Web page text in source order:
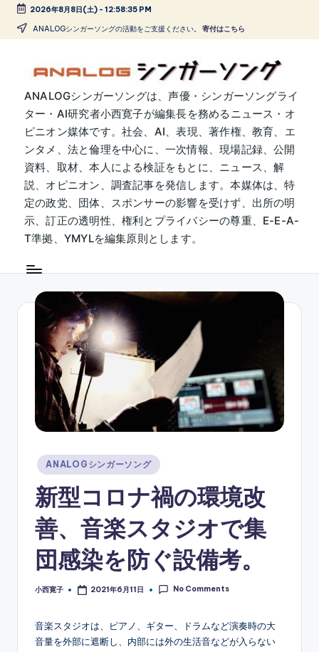
Skip
2026年8月8日(土)- 12:58:36 PM
ANALOGシンガーソングの活動をご支援ください。 寄付はこちら
A
N
A
L
O
G
シ
ン
ー
ン
ANALOGシンガーソングは、声優・シンガーソングライ
ター・AI研究者小西寛子が編集長を務めるニュース・オ
ピニオン媒体です。社会、AI、表現、著作権、教育、エ
ンタメ、法と倫理を中心に、一次情報、現場記録、公開
資料、取材、本人による検証をもとに、ニュース、解
説、オピニオン、調査記事を発信します。本媒体は、特
定の政党、団体、スポンサーの影響を受けず、出所の明
示、訂正の透明性、権利とプライバシーの尊重、E-E-A-
T準拠、YMYLを編集原則とします。
Posted
in
ANALOGシンガーソング
新型コロナ禍の環境改
善、音楽スタジオで集
団感染を防ぐ設備考。
Posted
小西寛子 2021年6月11日 No Comments
音楽スタジオは、ピアノ、ギター、ドラムなど演奏時の大
音量を外部に遮断し、内部には外の生活音などが入らない